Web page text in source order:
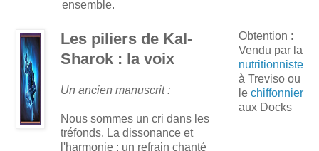
ensemble.
Les piliers de Kal-
Sharok : la voix
Un ancien manuscrit :
Nous sommes un cri dans les
tréfonds. La dissonance et
l'harmonie : un refrain chanté
Obtention :
Vendu par la
nutritionniste
à Treviso ou
le chiffonnier
aux Docks